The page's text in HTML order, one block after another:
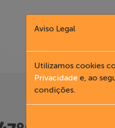
Aviso Legal
Utilizamos cookies
Privacidade e, ao
condições.